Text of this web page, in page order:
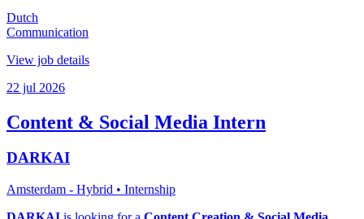
Dutch
Communication
View job details
22 jul 2026
Content & Social Media Intern
DARKAI
Amsterdam - Hybrid • Internship